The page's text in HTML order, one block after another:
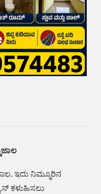
ಇದು ನಿಮ್ಮೂರಿನ
ಕಳುಹಿಸಲು